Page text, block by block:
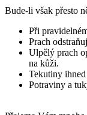
Bude-li však přesto
Při
Prach
Ulpělý prach
na kůži.
Tekutiny
Potraviny a